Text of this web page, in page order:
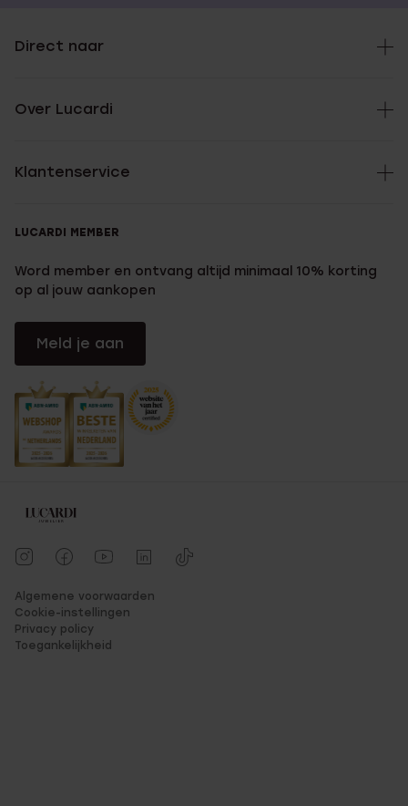
Direct naar
Over Lucardi
Klantenservice
LUCARDI MEMBER
Word member en ontvang altijd minimaal 10% korting
op al jouw aankopen
Meld je aan
Algemene voorwaarden
Cookie-instellingen
Privacy policy
Toegankelijkheid